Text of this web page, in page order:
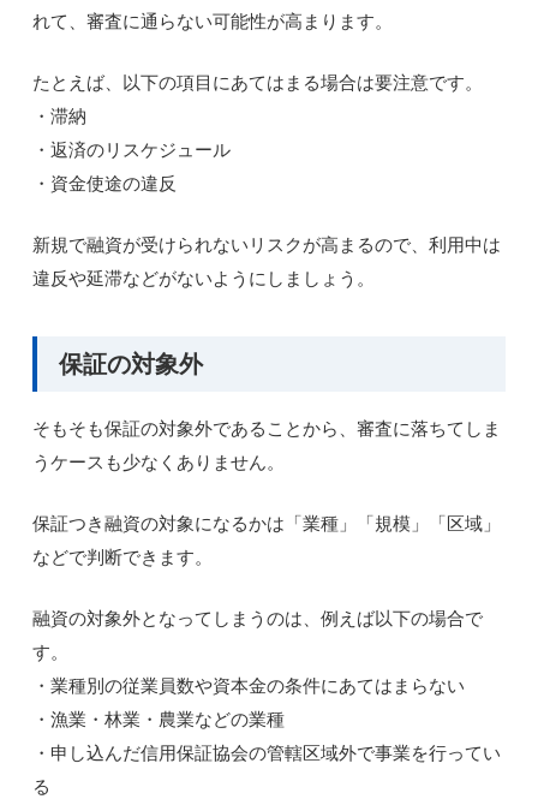
れて、審査に通らない可能性が高まります。
たとえば、以下の項目にあてはまる場合は要注意です。
・滞納
・返済のリスケジュール
・資金使途の違反
新規で融資が受けられないリスクが高まるので、利用中は
違反や延滞などがないようにしましょう。
保証の対象外
そもそも保証の対象外であることから、審査に落ちてしま
うケースも少なくありません。
保証つき融資の対象になるかは「業種」「規模」「区域」
などで判断できます。
融資の対象外となってしまうのは、例えば以下の場合で
す。
・業種別の従業員数や資本金の条件にあてはまらない
・漁業・林業・農業などの業種
・申し込んだ信用保証協会の管轄区域外で事業を行ってい
る